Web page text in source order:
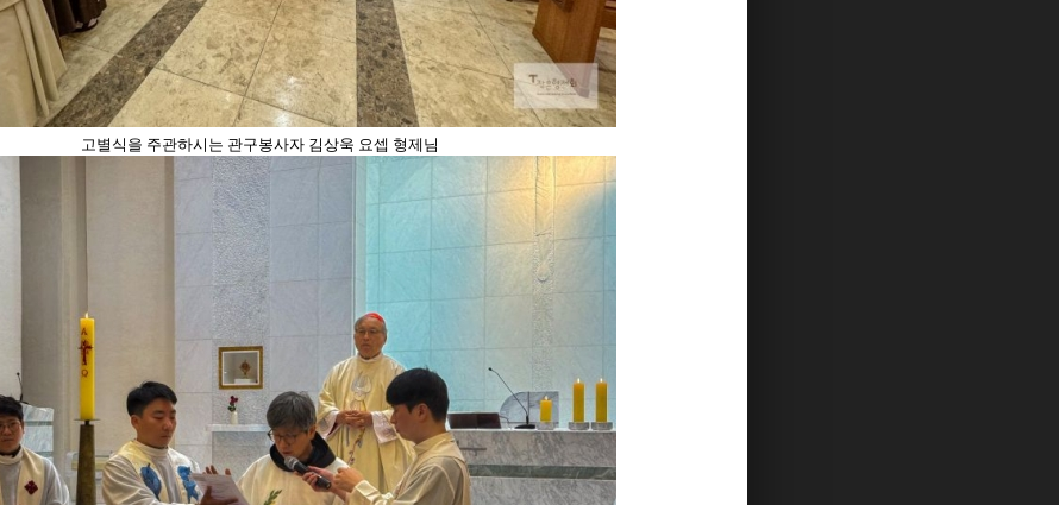
고별식을 주관하시는 관구봉사자 김상욱 요셉 형제님